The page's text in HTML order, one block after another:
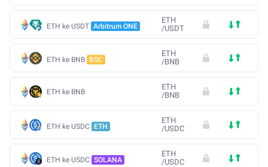
ETH ke USDT Arbitrum ONE
ETH
/USDT
ETH ke BNB BSC
ETH
/BNB
ETH ke BNB
ETH
/BNB
ETH ke USDC ETH
ETH
/USDC
ETH ke USDC SOLANA
ETH
/USDC